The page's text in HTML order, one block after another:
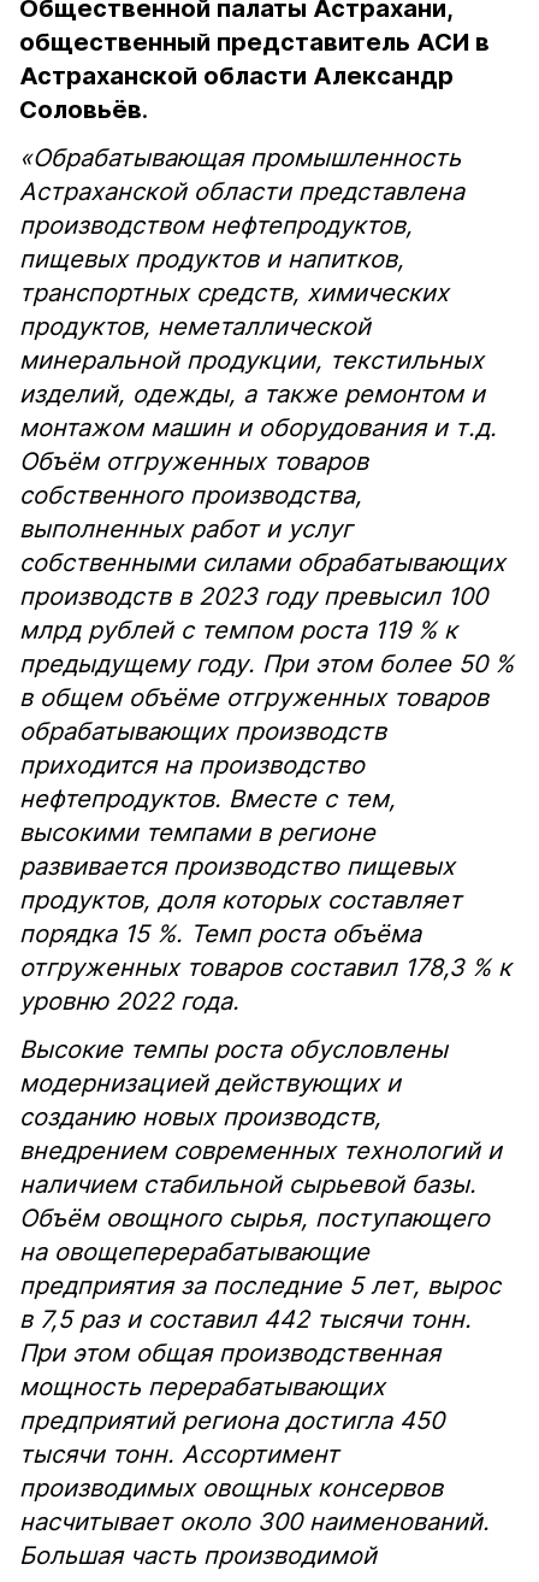
Общественной палаты Астрахани,
общественный представитель АСИ в
Астраханской области Александр
Соловьёв.
«Обрабатывающая промышленность
Астраханской области представлена
производством нефтепродуктов,
пищевых продуктов и напитков,
транспортных средств, химических
продуктов, неметаллической
минеральной продукции, текстильных
изделий, одежды, а также ремонтом и
монтажом машин и оборудования и т.д.
Объём отгруженных товаров
собственного производства,
выполненных работ и услуг
собственными силами обрабатывающих
производств в 2023 году превысил 100
млрд рублей с темпом роста 119 % к
предыдущему году. При этом более 50 %
в общем объёме отгруженных товаров
обрабатывающих производств
приходится на производство
нефтепродуктов. Вместе с тем,
высокими темпами в регионе
развивается производство пищевых
продуктов, доля которых составляет
порядка 15 %. Темп роста объёма
отгруженных товаров составил 178,3 % к
уровню 2022 года.
Высокие темпы роста обусловлены
модернизацией действующих и
созданию новых производств,
внедрением современных технологий и
наличием стабильной сырьевой базы.
Объём овощного сырья, поступающего
на овощеперерабатывающие
предприятия за последние 5 лет, вырос
в 7,5 раз и составил 442 тысячи тонн.
При этом общая производственная
мощность перерабатывающих
предприятий региона достигла 450
тысячи тонн. Ассортимент
производимых овощных консервов
насчитывает около 300 наименований.
Большая часть производимой